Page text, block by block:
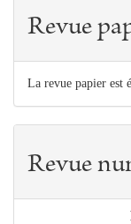
Revue
La revue papier est
Revue